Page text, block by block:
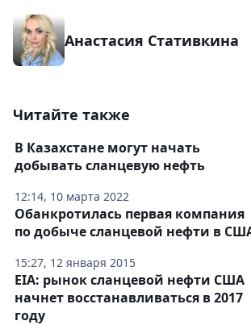
Анастасия Стативкина
Читайте также
12:14, 10 марта 2022
В Казахстане могут начать
добывать сланцевую нефть
15:27, 12 января 2015
Обанкротилась первая компания
по добыче сланцевой нефти в
EIA: рынок сланцевой нефти США
начнет восстанавливаться в 2017
году